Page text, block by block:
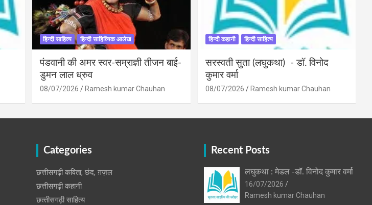
हिन्दी साहित्य हिन्दी साहित्यिक आलेख
पंडवानी की अमर स्वर-सम्राज्ञी तीजन बाई-
डुमन लाल ध्रुव
08/07/2026 Ramesh kumar Chauhan
हिन्दी कहानी हिन्दी साहित्य
सरस्वती सुता (लघुकथा) ​- डॉ. विनोद
कुमार वर्मा
08/07/2026 Ramesh kumar Chauhan
Categories
छत्तीसगढ़ी कविता, छंद, ग़ज़ल
छत्तीसगढ़ी कहानी
छत्‍तीसगढ़ी साहित्‍य
Recent Posts
लघुकथा : मेडल -डॉ. विनोद कुमार वर्मा
16/07/2026
Ramesh kumar Chauhan